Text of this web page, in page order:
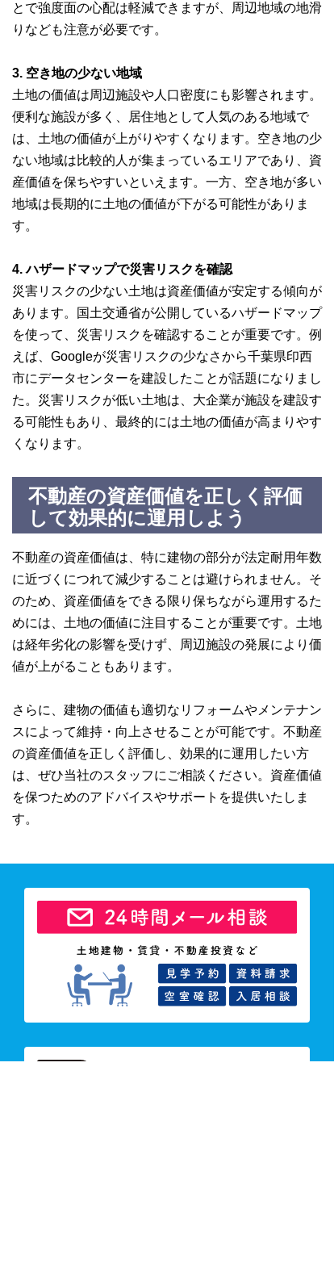
とで強度面の心配は軽減できますが、周辺地域の地滑
りなども注意が必要です。
3. 空き地の少ない地域
土地の価値は周辺施設や人口密度にも影響されます。
便利な施設が多く、居住地として人気のある地域で
は、土地の価値が上がりやすくなります。空き地の少
ない地域は比較的人が集まっているエリアであり、資
産価値を保ちやすいといえます。一方、空き地が多い
地域は長期的に土地の価値が下がる可能性がありま
す。
4. ハザードマップで災害リスクを確認
災害リスクの少ない土地は資産価値が安定する傾向が
あります。国土交通省が公開しているハザードマップ
を使って、災害リスクを確認することが重要です。例
えば、Googleが災害リスクの少なさから千葉県印西
市にデータセンターを建設したことが話題になりまし
た。災害リスクが低い土地は、大企業が施設を建設す
る可能性もあり、最終的には土地の価値が高まりやす
くなります。
不動産の資産価値を正しく評価
して効果的に運用しよう
不動産の資産価値は、特に建物の部分が法定耐用年数
に近づくにつれて減少することは避けられません。そ
のため、資産価値をできる限り保ちながら運用するた
めには、土地の価値に注目することが重要です。土地
は経年劣化の影響を受けず、周辺施設の発展により価
値が上がることもあります。
さらに、建物の価値も適切なリフォームやメンテナン
スによって維持・向上させることが可能です。不動産
の資産価値を正しく評価し、効果的に運用したい方
は、ぜひ当社のスタッフにご相談ください。資産価値
を保つためのアドバイスやサポートを提供いたしま
す。